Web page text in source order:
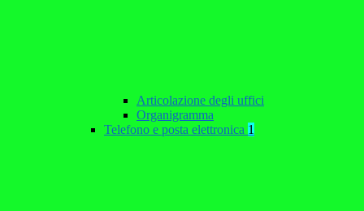
Articolazione degli uffici
Organigramma
Telefono e posta elettronica 1